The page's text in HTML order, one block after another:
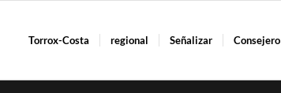
Torrox-Costa regional Señalizar Consejero